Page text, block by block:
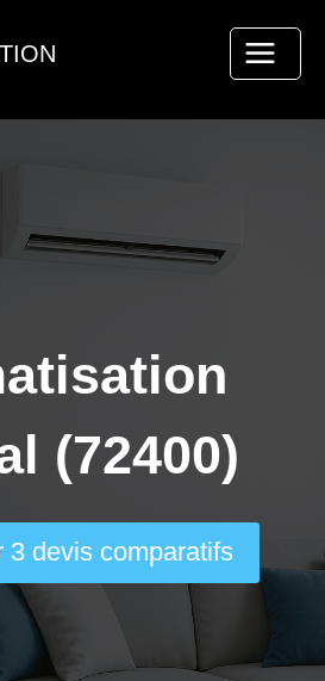
(72400)
3 devis comparatifs